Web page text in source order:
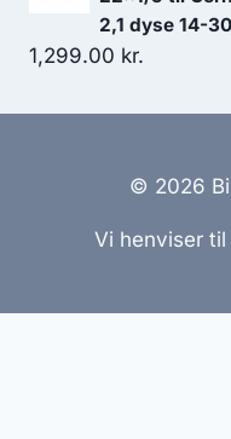
2,1 dyse 14-
1,299.00 kr.
© 2026
Vi henviser